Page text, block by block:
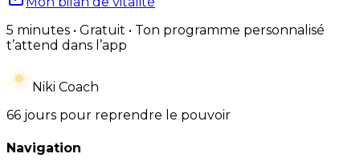
5 minutes • Gratuit • Ton programme personnalisé
t’attend dans l’app
Niki Coach
66 jours pour reprendre le pouvoir
Navigation